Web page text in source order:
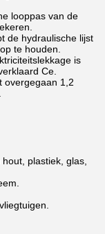
looppas van de
de hydraulische lijst
te houden.
is
Ce.
overgegaan 1,2
plastiek, glas,